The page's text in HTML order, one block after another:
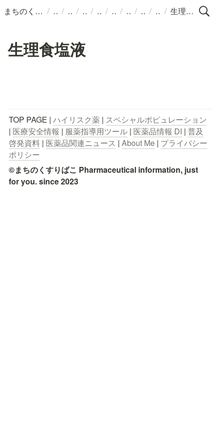
まちのくすりばこ / / / / / / / / / 生理食塩液
生理食塩液
TOP PAGE | ハイリスク薬 | スペシャルポピュレーション
| 医療安全情報 | 服薬指導用ツール | 医薬品情報 DI | 普及
啓発資料 | 医薬品関連ニュース | About Me | プライバシー
ポリシー
©まちのくすりばこ Pharmaceutical information, just
for you. since 2023